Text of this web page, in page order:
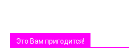
Это Вам пригодится!